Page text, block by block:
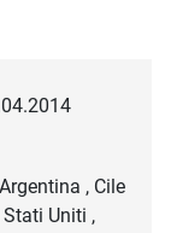
, Cile
Stati Uniti ,